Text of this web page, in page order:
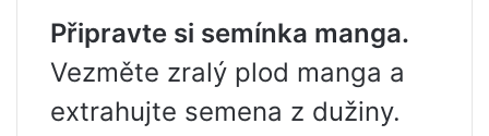
Připravte si semínka manga.
Vezměte zralý plod manga a
extrahujte semena z dužiny.